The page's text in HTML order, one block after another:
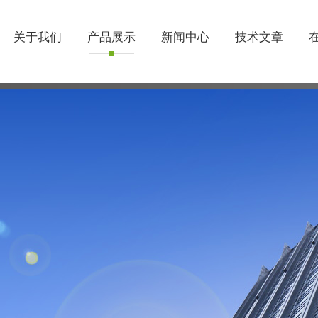
关于我们 产品展示 新闻中心 技术文章